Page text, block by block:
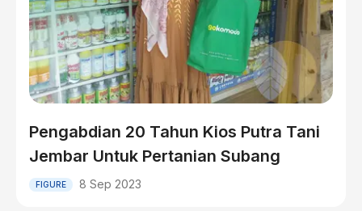
Pengabdian 20 Tahun Kios Putra Tani
Jembar Untuk Pertanian Subang
FIGURE 8 Sep 2023